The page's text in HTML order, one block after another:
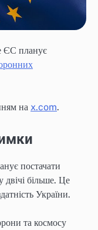
ЄС планує
на x.com.
постачати
двічі більше. Це
України.
та космосу